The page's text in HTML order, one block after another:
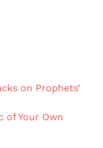
on Prophets’
of Your Own